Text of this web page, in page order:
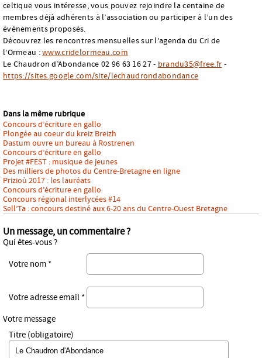
celtique vous intéresse, vous pouvez rejoindre la centaine de
membres déjà adhérents à l’association ou participer à l’un des
événements proposés.
Découvrez les rencontres mensuelles sur l’agenda du Cri de
l’Ormeau :www.cridelormeau.com
Le Chaudron d’Abondance 02 96 63 16 27 - brandu35@free.fr -
https://sites.google.com/site/lechaudrondabondance
Dans la même rubrique
Concours d’écriture en gallo
Plongée au coeur du kreiz Breizh
Dastum ouvre un bureau à Rostrenen
Concours d’écriture en gallo
Projet #FEST : musique de jeunes
Des milliers de photos du Centre-Bretagne en ligne
Prizioù 2017 : les lauréats
Concours d’écriture en gallo
Concours régional interlycées #14
Sell’Ta : concours destiné aux 6-20 ans du Centre-Ouest Bretagne
Un message, un commentaire ?
Qui êtes-vous ?
Votre nom *
Votre adresse email *
Votre message
Titre (obligatoire)